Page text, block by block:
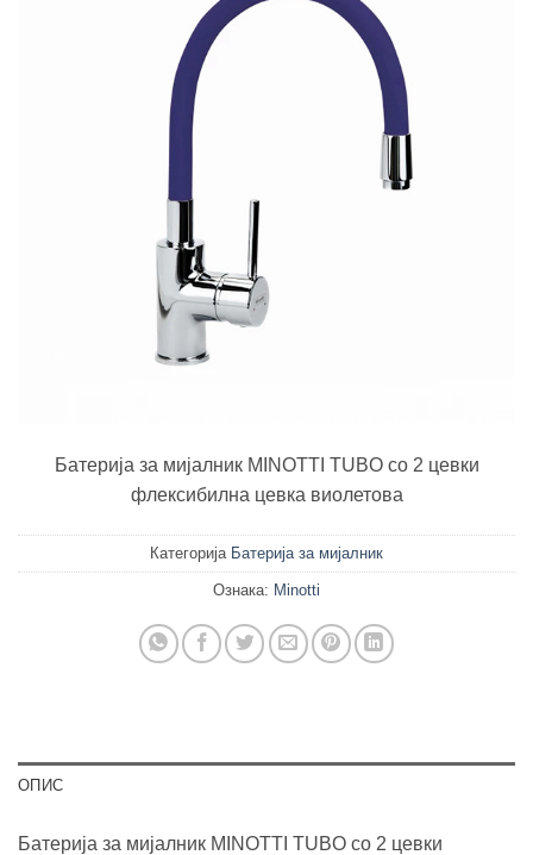
Батерија за мијалник MINOTTI TUBO со 2 цевки
флексибилна цевка виолетова
Категорија Батерија за мијалник
Ознака: Minotti
ОПИС
Батерија за мијалник MINOTTI TUBO со 2 цевки